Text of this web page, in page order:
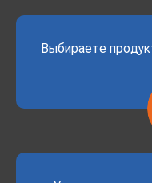
Выбираете